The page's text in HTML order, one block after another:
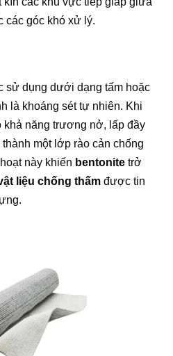
các góc khó xử lý.
sử dụng dưới dạng tấm hoặc
là khoáng sét tự nhiên. Khi
khả năng trương nở, lấp đầy
một lớp rào cản chống
này khiến bentonite trở
liệu chống thấm được tin